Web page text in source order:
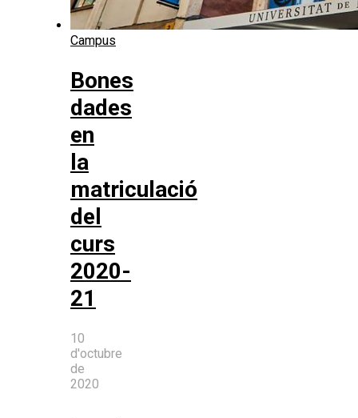
Campus
Bones
dades
en
la
matriculació
del
curs
2020-
21
10
d'octubre
de
2020